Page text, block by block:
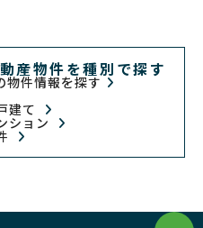
産物件を種別で探す
物件情報を探す
建て
ション